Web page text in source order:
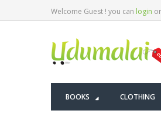
Welcome Guest ! you can login or
BOOKS CLOTHING